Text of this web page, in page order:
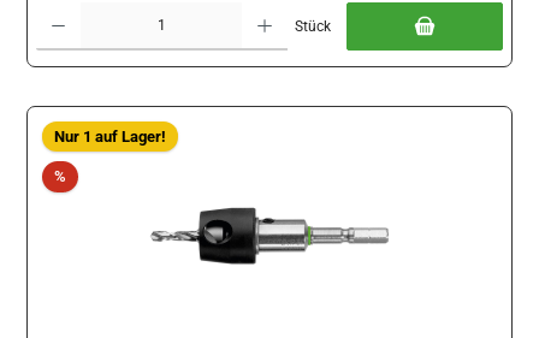
Stück
Nur 1 auf Lager!
%Rabatt